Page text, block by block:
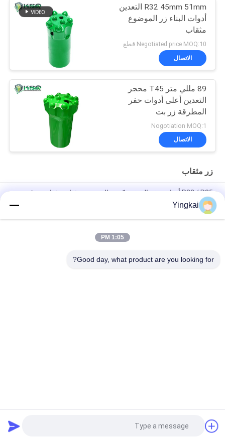
R32 45mm 51mm التعدين
أدوات البناء زر الموضوع
مثقاب
Negotiated price MOQ:10 قطع
الاتصال
89 مللي متر T45 محجر
التعدين أعلى أدوات حفر
المطرقة زر بت
Nogotiation MOQ:1
الاتصال
زر مثقاب
R32 / R25 أدوات حفر الصخور كربيد التنجستن مثقاب مثقاب عرقوب
محول الطيار
تحريك وتحديد النفق المكيف الطيار 12 درجة قطر 40 ملم للحفر الكبيرة
Yingkai
1:05 PM
Good day, what product are you looking for?